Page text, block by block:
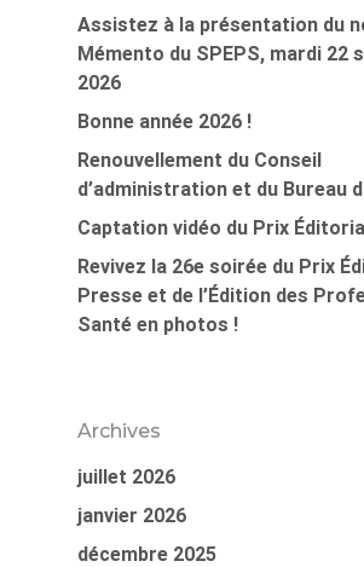
Assistez à la présentation du
Mémento du SPEPS, mardi 22
2026
Bonne année 2026 !
Renouvellement du Conseil
d’administration et du Bureau
Captation vidéo du Prix
Revivez la 26e soirée du Prix
Presse et de l’Édition des
Santé en photos !
Archives
juillet 2026
janvier 2026
décembre 2025